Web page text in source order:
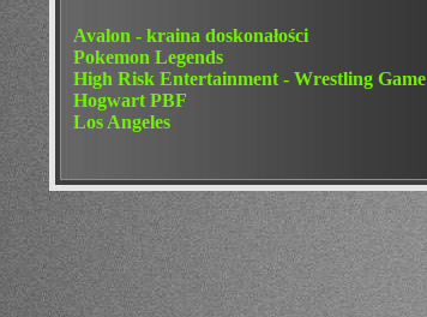
Avalon - kraina doskonałości
Pokemon Legends
High Risk Entertainment - Wrestling Game
Hogwart PBF
Los Angeles